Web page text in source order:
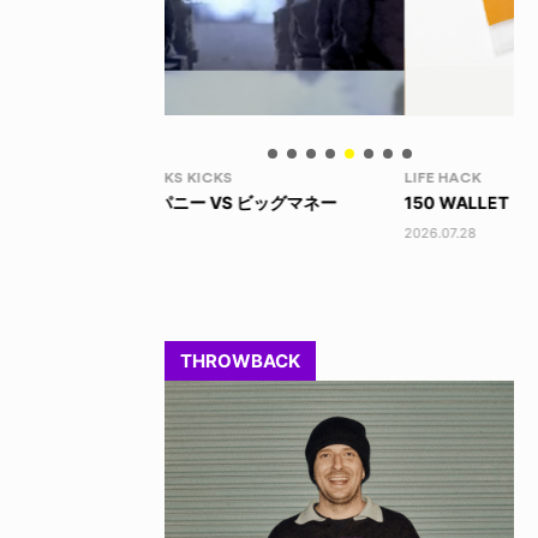
LIFE HACK
150 WALLET
THROWBACK